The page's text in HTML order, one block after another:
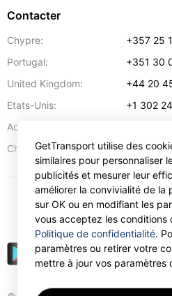
Contacter
Chypre:
+357 25
Portugal:
+351 30
United Kingdom:
+44 20
Etats-Unis:
+1 302
Adresse:
Chypre:
57
EUR
GetTransport utilise des
similaires pour personnaliser
publicités et mesurer leur
améliorer la convivialité de la
sur OK ou en modifiant les
vous acceptez les conditions
Politique de confidentialité.
paramètres ou retirer votre
mettre à jour vos paramètres